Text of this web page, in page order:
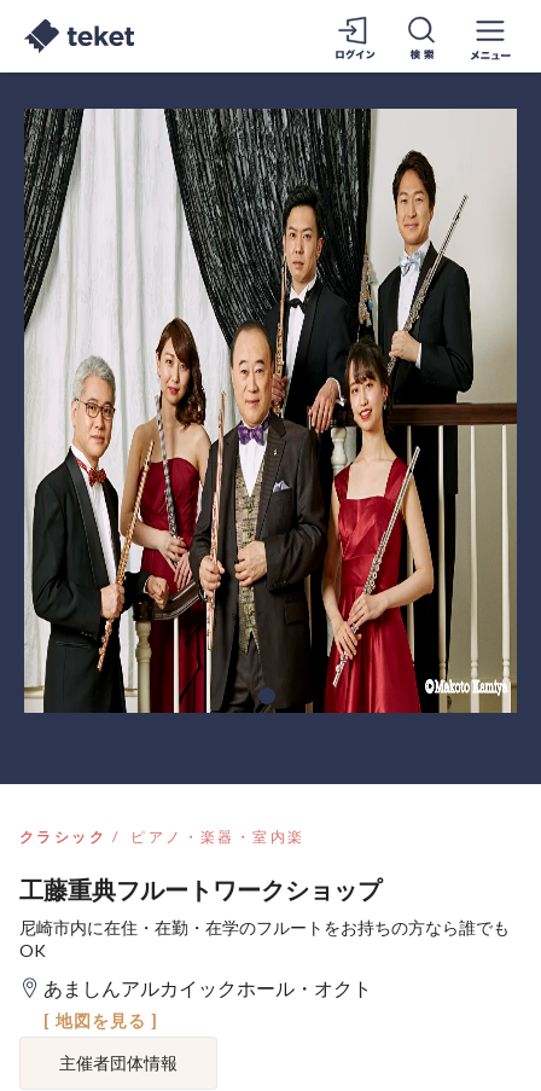
クラシック ピアノ・楽器・室内楽
工藤重典フルートワークショップ
尼崎市内に在住・在勤・在学のフルートをお持ちの方なら誰でも
OK
あましんアルカイックホール・オクト
[ 地図を見る ]
主催者団体情報